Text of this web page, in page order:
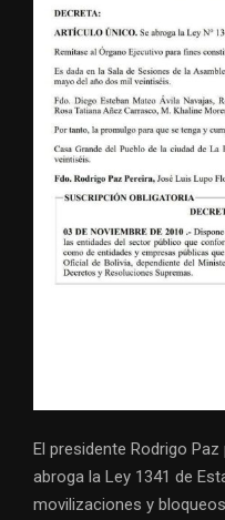
El presidente Rodrigo
abroga la Ley 1341 de
movilizaciones y